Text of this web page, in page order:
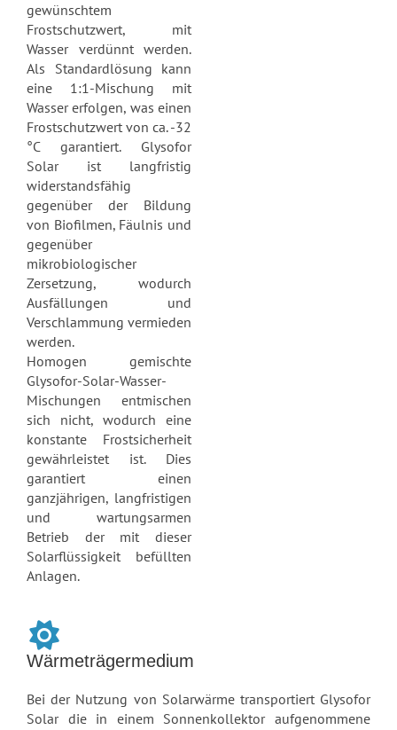
gewünschtem
Frostschutzwert, mit
Wasser verdünnt werden.
Als Standardlösung kann
eine 1:1-Mischung mit
Wasser erfolgen, was einen
Frostschutzwert von ca. -32
°C garantiert. Glysofor
Solar ist langfristig
widerstandsfähig
gegenüber der Bildung
von Biofilmen, Fäulnis und
gegenüber
mikrobiologischer
Zersetzung, wodurch
Ausfällungen und
Verschlammung vermieden
werden.
Homogen gemischte
Glysofor-Solar-Wasser-
Mischungen entmischen
sich nicht, wodurch eine
konstante Frostsicherheit
gewährleistet ist. Dies
garantiert einen
ganzjährigen, langfristigen
und wartungsarmen
Betrieb der mit dieser
Solarflüssigkeit befüllten
Anlagen.
Wärmeträgermedium
Bei der Nutzung von Solarwärme transportiert Glysofor
Solar die in einem Sonnenkollektor aufgenommene